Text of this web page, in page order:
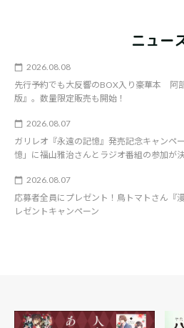
ニュー
2026.08.08
先行予約でも大反響のBOX入り豪華本 阿
版』。数量限定販売も開始！
2026.08.07
ガリレオ『永遠の記憶』発売記念キャンペ
憶」に福山雅治さんとラジオ番組の参加が決
2026.08.07
応募者全員にプレゼント！鳥トマトさん『
レゼントキャンペーン